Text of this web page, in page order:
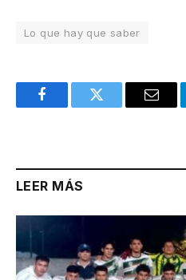
Lo que hay que saber
FacebookTwitter Email
LEER MÁS